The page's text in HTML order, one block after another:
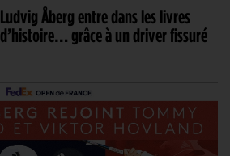
Ludvig Åberg entre dans les livres
d’histoire… grâce à un driver fissuré